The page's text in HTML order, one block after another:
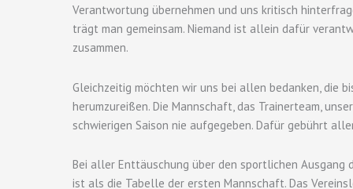
Verantwortung übernehmen und uns kritisch
trägt man gemeinsam. Niemand ist allein dafür
zusammen.
Gleichzeitig möchten wir uns bei allen bedanken, die
herumzureißen. Die Mannschaft, das Trainerteam,
schwierigen Saison nie aufgegeben. Dafür gebührt
Bei aller Enttäuschung über den sportlichen Ausgang
ist als die Tabelle der ersten Mannschaft. Das